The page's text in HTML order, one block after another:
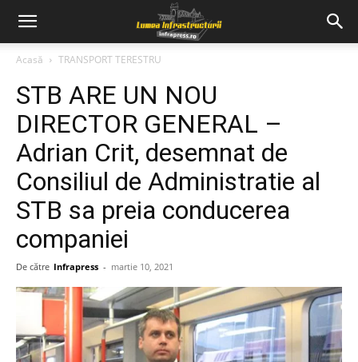
Acasă TRANSPORT TERESTRU
STB ARE UN NOU
DIRECTOR GENERAL –
Adrian Crit, desemnat de
Consiliul de Administratie al
STB sa preia conducerea
companiei
De către Infrapress - martie 10, 2021